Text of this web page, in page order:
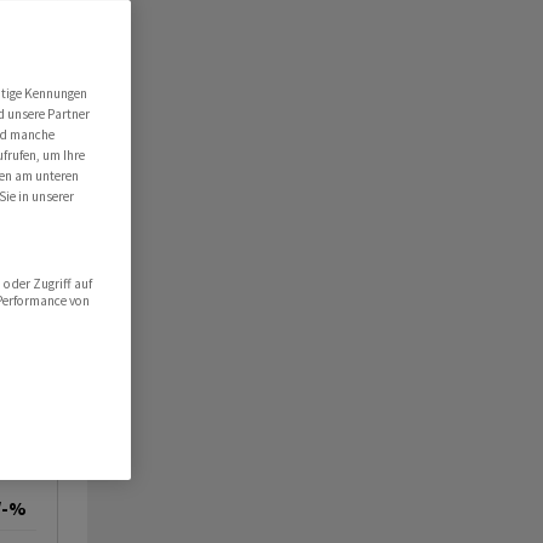
%
Kennungen
unsere Partner
manche
um Ihre
am unteren
in unserer
oder Zugriff auf
von